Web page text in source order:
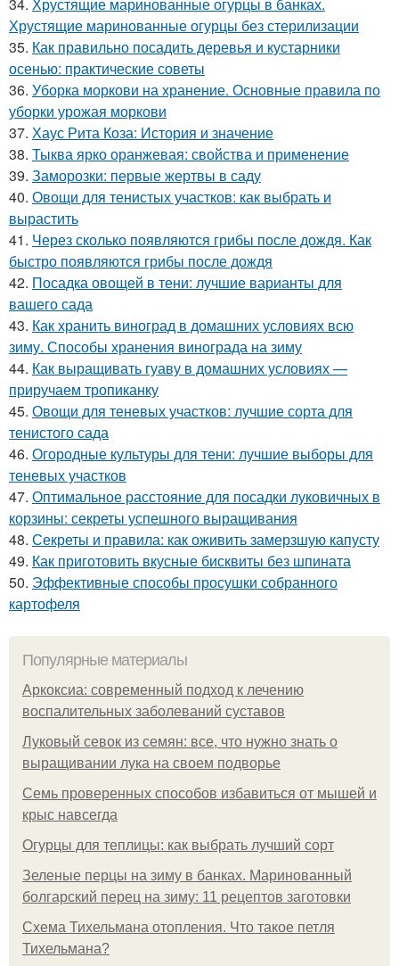
Хрустящие маринованные огурцы без стерилизации
35. Как правильно посадить деревья и кустарники
осенью: практические советы
36. Уборка моркови на хранение. Основные правила по
уборки урожая моркови
37. Хаус Рита Коза: История и значение
38. Тыква ярко оранжевая: свойства и применение
39. Заморозки: первые жертвы в саду
40. Овощи для тенистых участков: как выбрать и
вырастить
41. Через сколько появляются грибы после дождя. Как
быстро появляются грибы после дождя
42. Посадка овощей в тени: лучшие варианты для
вашего сада
43. Как хранить виноград в домашних условиях всю
зиму. Способы хранения винограда на зиму
44. Как выращивать гуаву в домашних условиях —
приручаем тропиканку
45. Овощи для теневых участков: лучшие сорта для
тенистого сада
46. Огородные культуры для тени: лучшие выборы для
теневых участков
47. Оптимальное расстояние для посадки луковичных в
корзины: секреты успешного выращивания
48. Секреты и правила: как оживить замерзшую капусту
49. Как приготовить вкусные бисквиты без шпината
50. Эффективные способы просушки собранного
картофеля
Популярные материалы
Аркоксиа: современный подход к лечению
воспалительных заболеваний суставов
Луковый севок из семян: все, что нужно знать о
выращивании лука на своем подворье
Семь проверенных способов избавиться от мышей и
крыс навсегда
Огурцы для теплицы: как выбрать лучший сорт
Зеленые перцы на зиму в банках. Маринованный
болгарский перец на зиму: 11 рецептов заготовки
Схема Тихельмана отопления. Что такое петля
Тихельмана?